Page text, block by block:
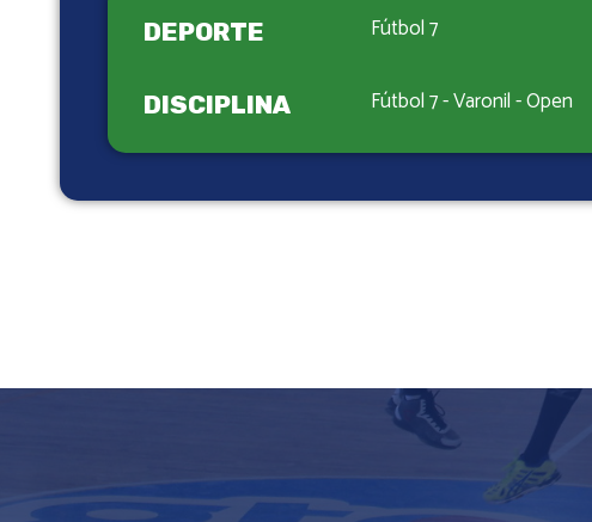
DEPORTE Fútbol 7
DISCIPLINA Fútbol 7 - Varonil - Open